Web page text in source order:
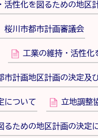
活性化を図るための地区
川市都市計画審議会
工業の維持・活性化
市計画地区計画の決定及
について 立地調整
るための地区計画の決定